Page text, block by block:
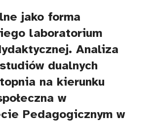
jako forma
laboratorium
Analiza
dualnych
na kierunku
w
Pedagogicznym w